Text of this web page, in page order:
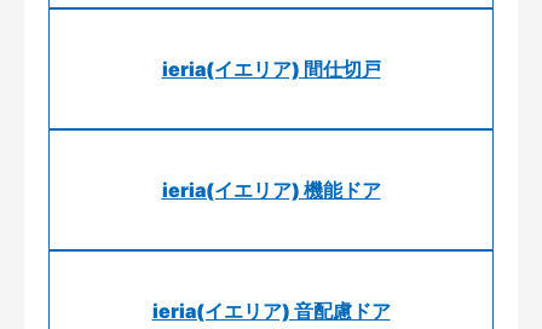
ieria(イエリア) 間仕切戸
ieria(イエリア) 機能ドア
ieria(イエリア) 音配慮ドア